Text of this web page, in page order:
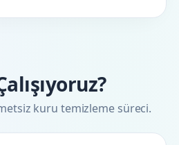
kuru temizleme süreci.